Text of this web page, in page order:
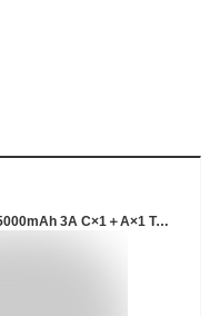
エレコム モバイルバッテリー NESTOUT 5000mAh 3A C×1＋A×1 Type-C 1ポート USB-A 1ポート ネストアウト アウトドア タイプC コンパクト 5000mAh 防水・防塵・耐衝撃 IP67 国内メーカー サンドベージュ ELECOM DE-NEST-5000BE